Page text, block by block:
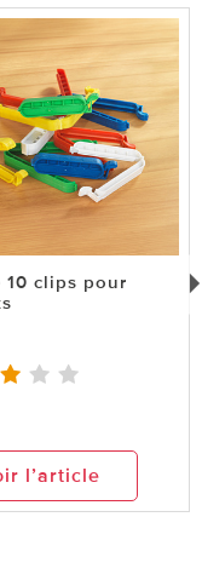
10 clips pour
l’article